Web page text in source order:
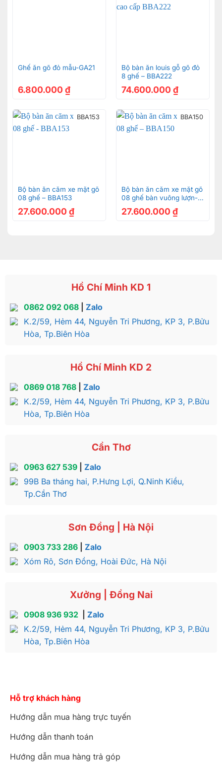
Ghế ăn gõ đỏ mẫu-GA21
6.800.000 ₫
Bộ bàn ăn louis gỗ gõ đỏ
8 ghế – BBA222
74.600.000 ₫
BBA153
Bộ bàn ăn căm xe mặt gõ
08 ghế – BBA153
27.600.000 ₫
BBA150
Bộ bàn ăn căm xe mặt gõ
08 ghế bàn vuông lượn-
27.600.000 ₫
Hồ Chí Minh KD 1
0862 092 068| Zalo
K.2/59, Hẻm 44, Nguyễn Tri Phương, KP 3, P.Bửu
Hòa, Tp.Biên Hòa
Hồ Chí Minh KD 2
0869 018 768| Zalo
K.2/59, Hẻm 44, Nguyễn Tri Phương, KP 3, P.Bửu
Hòa, Tp.Biên Hòa
Cần Thơ
0963 627 539| Zalo
99B Ba tháng hai, P.Hưng Lợi, Q.Ninh Kiều,
Tp.Cần Thơ
Sơn Đồng | Hà Nội
0903 733 286| Zalo
Xóm Rô, Sơn Đồng, Hoài Đức, Hà Nội
Xưởng | Đồng Nai
0908 936 932
Zalo
K.2/59, Hẻm 44, Nguyễn Tri Phương, KP 3, P.Bửu
Hòa, Tp.Biên Hòa
Hỗ trợ khách hàng
Hướng dẫn mua hàng trực tuyến
Hướng dẫn thanh toán
Hướng dẫn mua hàng trả góp